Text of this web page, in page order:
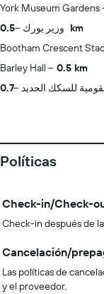
York Museum Gardens
وزير يورك 0.5 km
Bootham Crescent
Barley Hall
0.5 km
للسكك الحديد
Políticas
Check-in/Check-
Check-in después de
Cancelación/
Las políticas de
y el proveedor.